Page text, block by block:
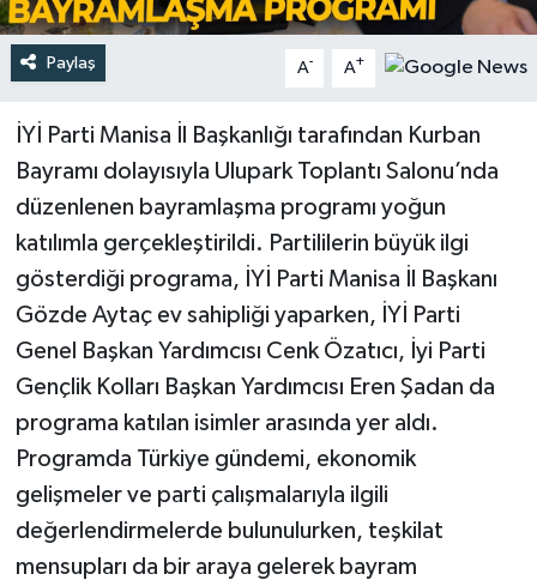
Paylaş A- A+
İYİ Parti Manisa İl Başkanlığı tarafından Kurban
Bayramı dolayısıyla Ulupark Toplantı Salonu’nda
düzenlenen bayramlaşma programı yoğun
katılımla gerçekleştirildi. Partililerin büyük ilgi
gösterdiği programa, İYİ Parti Manisa İl Başkanı
Gözde Aytaç ev sahipliği yaparken, İYİ Parti
Genel Başkan Yardımcısı Cenk Özatıcı, İyi Parti
Gençlik Kolları Başkan Yardımcısı Eren Şadan da
programa katılan isimler arasında yer aldı.
Programda Türkiye gündemi, ekonomik
gelişmeler ve parti çalışmalarıyla ilgili
değerlendirmelerde bulunulurken, teşkilat
mensupları da bir araya gelerek bayram